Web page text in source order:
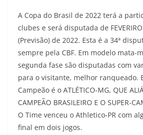
A Copa do Brasil de 2022 terá a
clubes e será disputada de
(Previsão) de 2022. Esta é a 34ª
sempre pela CBF. Em modelo mata-
segunda fase são disputadas com
para o visitante, melhor ranqueado.
Campeão é o ATLÉTICO-MG, QUE
CAMPEÃO BRASILEIRO E O SUPER-
O Time venceu o Athletico-PR com
final em dois jogos.